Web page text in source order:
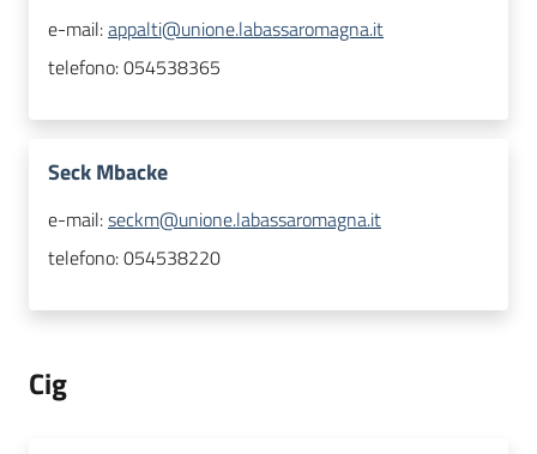
e-mail:appalti@unione.labassaromagna.it
telefono:054538365
Seck Mbacke
e-mail:seckm@unione.labassaromagna.it
telefono:054538220
Cig